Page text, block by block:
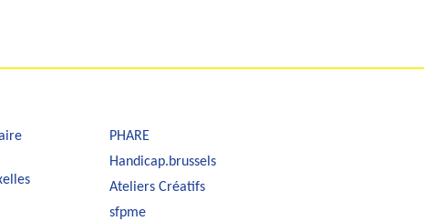
PHARE
Handicap.brussels
Ateliers Créatifs
sfpme